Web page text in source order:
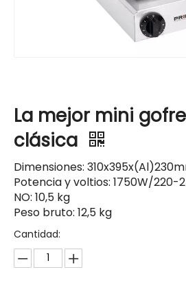
La mejor mini
clásica
Dimensiones:
Potencia y voltios: 1750W/220-
NO: 10,5 kg
Peso bruto: 12,5 kg
Cantidad: